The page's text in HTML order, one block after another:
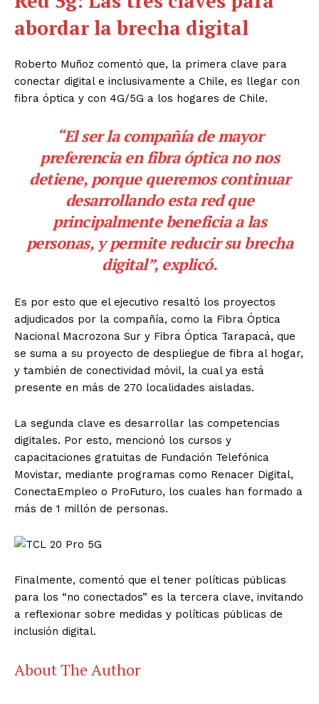
abordar la brecha digital
Roberto Muñoz comentó que, la primera clave para
conectar digital e inclusivamente a Chile, es llegar con
fibra óptica y con 4G/5G a los hogares de Chile.
“El ser la compañía de mayor
preferencia en fibra óptica no nos
detiene, porque queremos continuar
desarrollando esta red que
principalmente beneficia a las
personas, y permite reducir su brecha
digital”, explicó.
Es por esto que el ejecutivo resaltó los proyectos
adjudicados por la compañía, como la Fibra Óptica
Nacional Macrozona Sur y Fibra Óptica Tarapacá, que
se suma a su proyecto de despliegue de fibra al hogar,
y también de conectividad móvil, la cual ya está
presente en más de 270 localidades aisladas.
La segunda clave es desarrollar las competencias
digitales. Por esto, mencionó los cursos y
capacitaciones gratuitas de Fundación Telefónica
Movistar, mediante programas como Renacer Digital,
ConectaEmpleo o ProFuturo, los cuales han formado a
más de 1 millón de personas.
Finalmente, comentó que el tener políticas públicas
para los “no conectados” es la tercera clave, invitando
a reflexionar sobre medidas y políticas públicas de
inclusión digital.
About The Author